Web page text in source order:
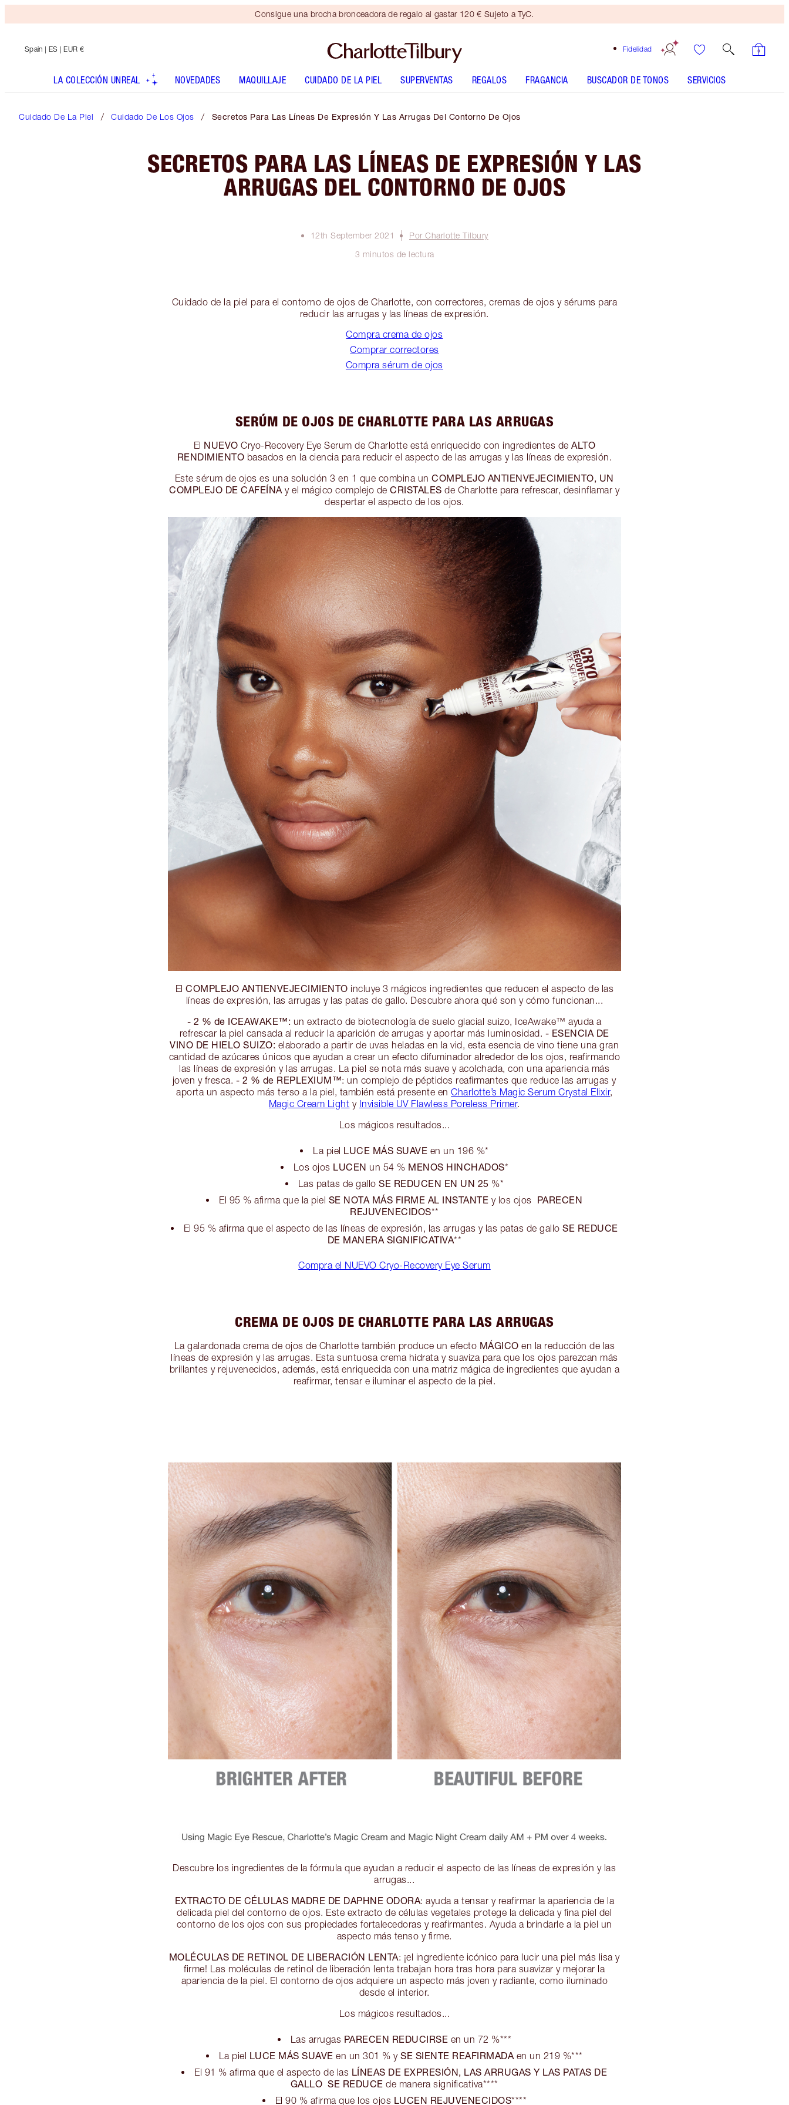
Consigue una brocha bronceadora de regalo al gastar 120 € Sujeto a TyC.
Fidelidad
Spain | ES | EUR €
LA COLECCIÓN UNREAL NOVEDADES MAQUILLAJE CUIDADO DE LA PIEL SUPERVENTAS REGALOS FRAGANCIA BUSCADOR DE TONOS SERVICIOS
Cuidado De La Piel Cuidado De Los Ojos Secretos Para Las Líneas De Expresión Y Las Arrugas Del Contorno De Ojos
SECRETOS PARA LAS LÍNEAS DE EXPRESIÓN Y LAS
ARRUGAS DEL CONTORNO DE OJOS
12th September 2021
Por Charlotte Tilbury
3 minutos de lectura
Cuidado de la piel para el contorno de ojos de Charlotte, con correctores, cremas de ojos y sérums para
reducir las arrugas y las líneas de expresión.
Compra crema de ojos
Comprar correctores
Compra sérum de ojos
SERÚM DE OJOS DE CHARLOTTE PARA LAS ARRUGAS
El NUEVO Cryo-Recovery Eye Serum de Charlotte está enriquecido con ingredientes deALTO
RENDIMIENTO basados en la ciencia para reducir el aspecto de las arrugas y las líneas de expresión.
Este sérum de ojos es una solución 3 en 1 que combina unCOMPLEJO ANTIENVEJECIMIENTO, UN
COMPLEJO DE CAFEÍNA y el mágico complejo deCRISTALES de Charlotte para refrescar, desinflamar y
despertar el aspecto de los ojos.
ElCOMPLEJO ANTIENVEJECIMIENTO incluye 3 mágicos ingredientes que reducen el aspecto de las
líneas de expresión, las arrugas y las patas de gallo. Descubre ahora qué son y cómo funcionan...
- 2 % de ICEAWAKE™: un extracto de biotecnología de suelo glacial suizo, IceAwake™ ayuda a
refrescar la piel cansada al reducir la aparición de arrugas y aportar más luminosidad. - ESENCIA DE
VINO DE HIELO SUIZO: elaborado a partir de uvas heladas en la vid, esta esencia de vino tiene una gran
cantidad de azúcares únicos que ayudan a crear un efecto difuminador alrededor de los ojos, reafirmando
las líneas de expresión y las arrugas. La piel se nota más suave y acolchada, con una apariencia más
joven y fresca. - 2 % de REPLEXIUM™: un complejo de péptidos reafirmantes que reduce las arrugas y
aporta un aspecto más terso a la piel, también está presente enCharlotte’s Magic Serum Crystal Elixir,
Magic Cream Light y Invisible UV Flawless Poreless Primer.
Los mágicos resultados...
La piel LUCE MÁS SUAVE en un 196 %*
Los ojos LUCEN un 54 % MENOS HINCHADOS*
Las patas de galloSE REDUCEN EN UN 25 %*
El 95 % afirma que la piel SE NOTA MÁS FIRME AL INSTANTE y los ojos PARECEN
REJUVENECIDOS**
El 95 % afirma que el aspecto de las líneas de expresión, las arrugas y las patas de galloSE REDUCE
DE MANERA SIGNIFICATIVA**
Compra el NUEVO Cryo-Recovery Eye Serum
CREMA DE OJOS DE CHARLOTTE PARA LAS ARRUGAS
La galardonada crema de ojos de Charlotte también produce un efecto MÁGICO en la reducción de las
líneas de expresión y las arrugas. Esta suntuosa crema hidrata y suaviza para que los ojos parezcan más
brillantes y rejuvenecidos, además, está enriquecida con una matriz mágica de ingredientes que ayudan a
reafirmar, tensar e iluminar el aspecto de la piel.
Descubre los ingredientes de la fórmula que ayudan a reducir el aspecto de las líneas de expresión y las
arrugas...
EXTRACTO DE CÉLULAS MADRE DE DAPHNE ODORA: ayuda a tensar y reafirmar la apariencia de la
delicada piel del contorno de ojos. Este extracto de células vegetales protege la delicada y fina piel del
contorno de los ojos con sus propiedades fortalecedoras y reafirmantes. Ayuda a brindarle a la piel un
aspecto más tenso y firme.
MOLÉCULAS DE RETINOL DE LIBERACIÓN LENTA: ¡el ingrediente icónico para lucir una piel más lisa y
firme! Las moléculas de retinol de liberación lenta trabajan hora tras hora para suavizar y mejorar la
apariencia de la piel. El contorno de ojos adquiere un aspecto más joven y radiante, como iluminado
desde el interior.
Los mágicos resultados...
Las arrugas PARECEN REDUCIRSE en un 72 %***
La piel LUCE MÁS SUAVE en un 301 % ySE SIENTE REAFIRMADA en un 219 %***
El 91 % afirma que el aspecto de las LÍNEAS DE EXPRESIÓN, LAS ARRUGAS Y LAS PATAS DE
GALLO SE REDUCE de manera significativa****
El 90 % afirma que los ojos LUCEN REJUVENECIDOS****